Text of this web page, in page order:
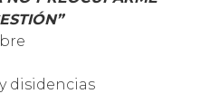
disidencias